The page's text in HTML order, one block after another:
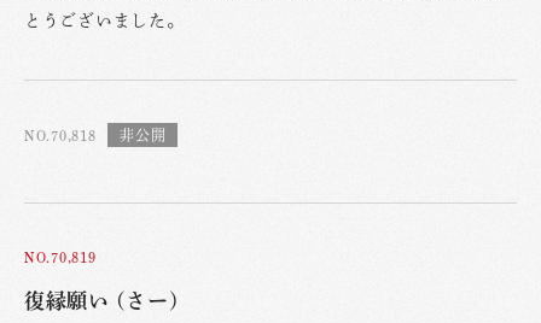
とうございました。
NO.70,818
NO.70,819
復縁願い (さー)